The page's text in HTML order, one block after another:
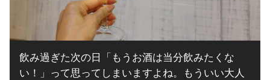
飲み過ぎた次の日「もうお酒は当分飲みたくな
い！」って思ってしまいますよね。もういい大人